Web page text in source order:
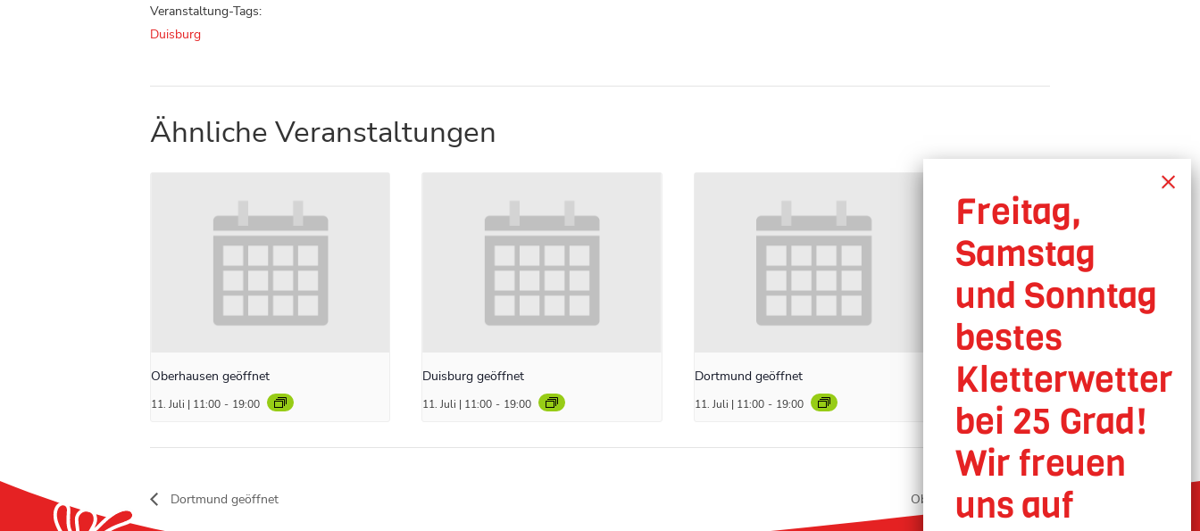
Veranstaltung-Tags:
Duisburg
Ähnliche Veranstaltungen
Oberhausen geöffnet
11. Juli | 11:00 - 19:00
Duisburg geöffnet
11. Juli | 11:00 - 19:00
Dortmund geöffnet
11. Juli | 11:00 - 19:00
Dortmund geöffnet Oberhausen geöffnet